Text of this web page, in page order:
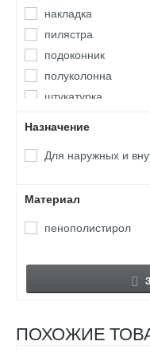
накладка
пилястра
подоконник
полуколонна
штукатурка
Назначение
Для наружных и
Материал
пенополистирол
ПОХОЖИЕ